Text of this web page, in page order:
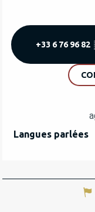
+33 6 76 96 82
Langues parlées
Langues parlées